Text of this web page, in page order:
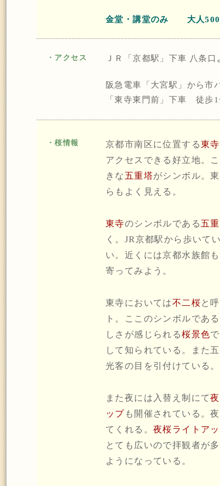
金堂・講堂のみ 大人500
・アクセス ＪＲ「京都駅」下車 八条
阪急電車「大宮駅」から市
「東寺東門前」下車 徒歩
・桜情報 京都市南区に位置する東寺
アクセスできる好立地。
きな五重塔がシンボル。
らもよく見える。
東寺のシンボルである五
く。JR京都駅から歩いて
い。近くには京都水族館
寄ってみよう。
東寺においては不二桜 と
ト。ここのシンボルである
しさが感じられる桜景色
して知られている。また
光客の目を引付けている。
また夜には入替え制にて
ップ も開催されている。
てくれる。 夜桜ライトア
とても広いので拝観者が
ようになっている。